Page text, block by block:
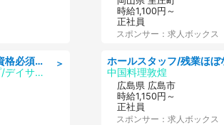
＞
「残業ほぼなし」生活相談員/資格必須/正職員/日勤のみ/デイサービス
有限会社TCSやすらぎグループ/デイサービスやすらぎ
時給1,100円～
正社員
スポンサー：求人ボックス
中国料理敦煌
広島県 広島市
時給1,150円～
正社員
スポンサー：求人ボックス